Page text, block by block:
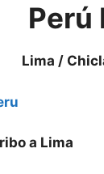
Perú
Lima /
a Lima